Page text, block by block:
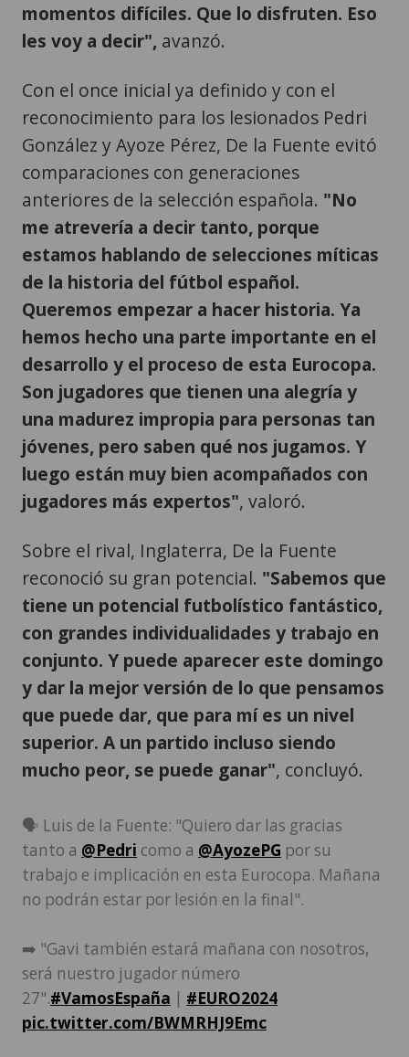
momentos difíciles. Que lo disfruten. Eso
les voy a decir", avanzó.
Con el once inicial ya definido y con el
reconocimiento para los lesionados Pedri
González y Ayoze Pérez, De la Fuente evitó
comparaciones con generaciones
anteriores de la selección española. "No
me atrevería a decir tanto, porque
estamos hablando de selecciones míticas
de la historia del fútbol español.
Queremos empezar a hacer historia. Ya
hemos hecho una parte importante en el
desarrollo y el proceso de esta Eurocopa.
Son jugadores que tienen una alegría y
una madurez impropia para personas tan
jóvenes, pero saben qué nos jugamos. Y
luego están muy bien acompañados con
jugadores más expertos", valoró.
Sobre el rival, Inglaterra, De la Fuente
reconoció su gran potencial. "Sabemos que
tiene un potencial futbolístico fantástico,
con grandes individualidades y trabajo en
conjunto. Y puede aparecer este domingo
y dar la mejor versión de lo que pensamos
que puede dar, que para mí es un nivel
superior. A un partido incluso siendo
mucho peor, se puede ganar", concluyó.
🗣️ Luis de la Fuente: "Quiero dar las gracias
tanto a @Pedri como a @AyozePG por su
trabajo e implicación en esta Eurocopa. Mañana
no podrán estar por lesión en la final".
➡️ "Gavi también estará mañana con nosotros,
será nuestro jugador número
27".#VamosEspaña | #EURO2024
pic.twitter.com/BWMRHJ9Emc